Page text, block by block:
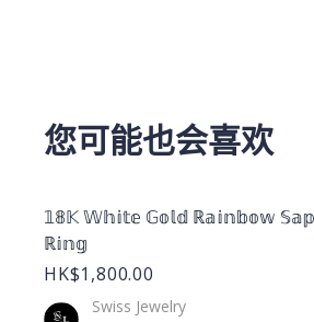
您可能也会喜欢
𝟙𝟠𝕂 𝕎𝕙𝕚𝕥𝕖 𝔾𝕠𝕝𝕕 ℝ𝕒𝕚𝕟𝕓𝕠𝕨
ℝ𝕚𝕟𝕘
HK$1,800.00
Swiss Jewelry